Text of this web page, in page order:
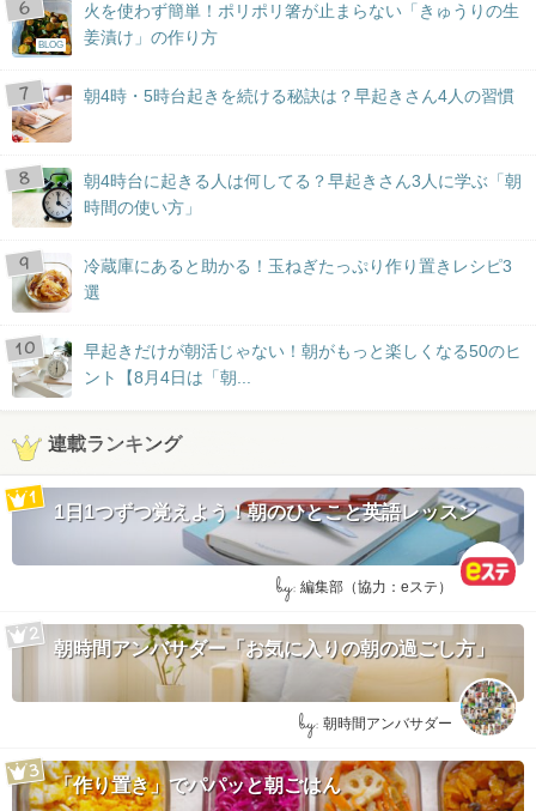
BLOG
火を使わず簡単！ポリポリ箸が止まらない「きゅうりの生
姜漬け」の作り方
朝4時・5時台起きを続ける秘訣は？早起きさん4人の習慣
朝4時台に起きる人は何してる？早起きさん3人に学ぶ「朝
時間の使い方」
冷蔵庫にあると助かる！玉ねぎたっぷり作り置きレシピ3
選
早起きだけが朝活じゃない！朝がもっと楽しくなる50のヒ
ント【8月4日は「朝...
連載ランキング
1日1つずつ覚えよう！朝のひとこと英語レッスン
by: 編集部（協力：eステ）
朝時間アンバサダー「お気に入りの朝の過ごし方」
by: 朝時間アンバサダー
「作り置き」でパパッと朝ごはん